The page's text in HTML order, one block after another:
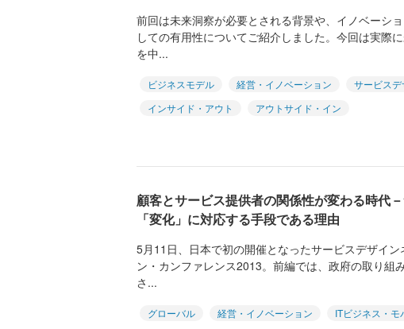
前回は未来洞察が必要とされる背景や、イノベーシ
しての有用性についてご紹介しました。今回は実際
を中...
ビジネスモデル 経営・イノベーション サービスデ
インサイド・アウト
アウトサイド・イン
顧客とサービス提供者の関係性が変わる時代
「変化」に対応する手段である理由
5月11日、日本で初の開催となったサービスデザイ
ン・カンファレンス2013。前編では、政府の取り組
さ...
グローバル 経営・イノベーション ITビジネス・モ